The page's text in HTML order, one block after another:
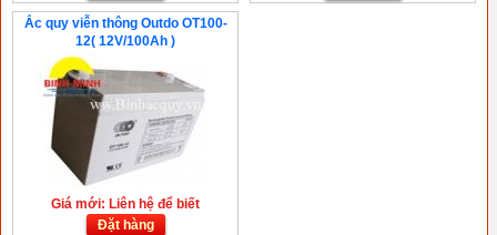
Ắc quy viễn thông Outdo OT100-
12( 12V/100Ah )
Giá mới: Liên hệ để biết
Đặt hàng